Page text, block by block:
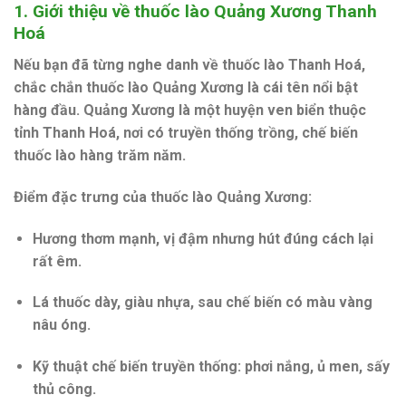
1. Giới thiệu về thuốc lào Quảng Xương Thanh
Hoá
Nếu bạn đã từng nghe danh về thuốc lào Thanh Hoá,
chắc chắn thuốc lào Quảng Xương là cái tên nổi bật
hàng đầu. Quảng Xương là một huyện ven biển thuộc
tỉnh Thanh Hoá, nơi có truyền thống trồng, chế biến
thuốc lào hàng trăm năm.
Điểm đặc trưng của thuốc lào Quảng Xương:
Hương thơm mạnh, vị đậm nhưng hút đúng cách lại
rất êm.
Lá thuốc dày, giàu nhựa, sau chế biến có màu vàng
nâu óng.
Kỹ thuật chế biến truyền thống: phơi nắng, ủ men, sấy
thủ công.